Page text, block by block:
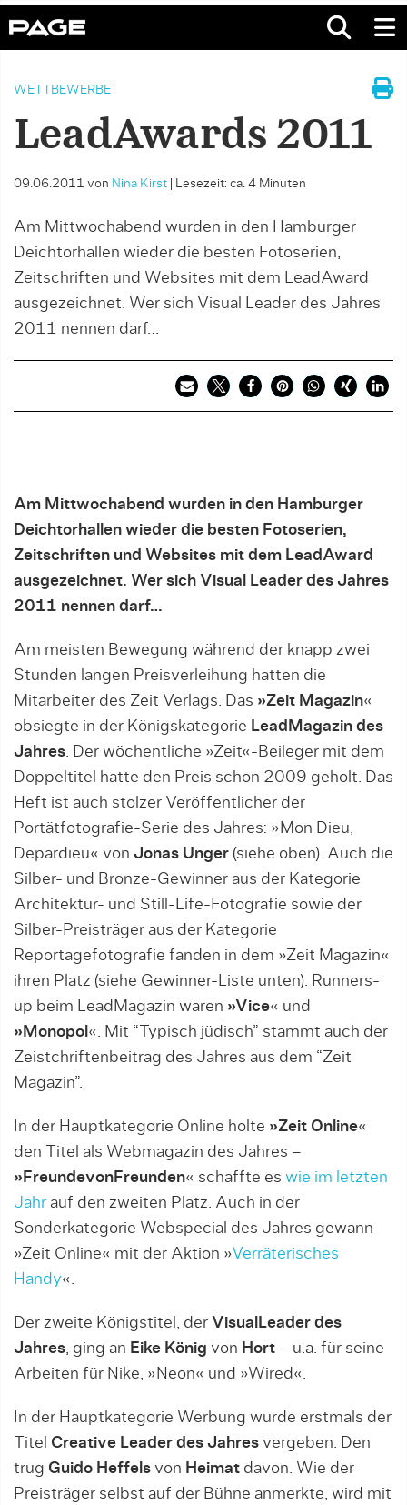
WETTBEWERBE
LeadAwards 2011
09.06.2011 von Nina Kirst Lesezeit: ca. 4 Minuten
Am Mittwochabend wurden in den Hamburger
Deichtorhallen wieder die besten Fotoserien,
Zeitschriften und Websites mit dem LeadAward
ausgezeichnet. Wer sich Visual Leader des Jahres
2011 nennen darf…
Am Mittwochabend wurden in den Hamburger
Deichtorhallen wieder die besten Fotoserien,
Zeitschriften und Websites mit dem LeadAward
ausgezeichnet. Wer sich Visual Leader des Jahres
2011 nennen darf…
Am meisten Bewegung während der knapp zwei
Stunden langen Preisverleihung hatten die
Mitarbeiter des Zeit Verlags. Das »Zeit Magazin«
obsiegte in der Königskategorie LeadMagazin des
Jahres. Der wöchentliche »Zeit«-Beileger mit dem
Doppeltitel hatte den Preis schon 2009 geholt. Das
Heft ist auch stolzer Veröffentlicher der
Portätfotografie-Serie des Jahres: »Mon Dieu,
Depardieu« von Jonas Unger (siehe oben). Auch die
Silber- und Bronze-Gewinner aus der Kategorie
Architektur- und Still-Life-Fotografie sowie der
Silber-Preisträger aus der Kategorie
Reportagefotografie fanden in dem »Zeit Magazin«
ihren Platz (siehe Gewinner-Liste unten). Runners-
up beim LeadMagazin waren »Vice« und
»Monopol «. Mit “Typisch jüdisch” stammt auch der
Zeistchriftenbeitrag des Jahres aus dem “Zeit
Magazin”.
In der Hauptkategorie Online holte »Zeit Online«
den Titel als Webmagazin des Jahres –
»FreundevonFreunden« schaffte es wie im letzten
Jahr auf den zweiten Platz. Auch in der
Sonderkategorie Webspecial des Jahres gewann
»Zeit Online« mit der Aktion »Verräterisches
Handy«.
Der zweite Königstitel, der VisualLeader des
Jahres, ging an Eike König von Hort – u.a. für seine
Arbeiten für Nike, »Neon« und »Wired«.
In der Hauptkategorie Werbung wurde erstmals der
Titel Creative Leader des Jahres vergeben. Den
trug Guido Heffels von Heimat davon. Wie der
Preisträger selbst auf der Bühne anmerkte, wird mit